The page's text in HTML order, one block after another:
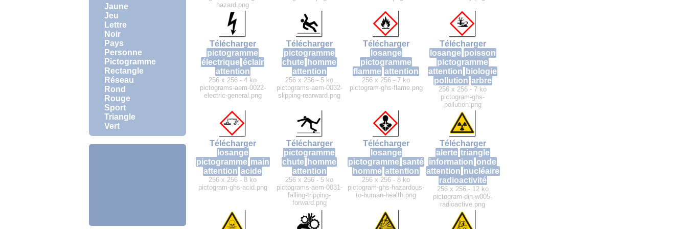
Jaune
Jeu
Lettre
Noir
Pays
Personne
Pictogramme
Rectangle
Réseau
Rond
Rouge
Sport
Triangle
Vert
hazard.png
Télécharger
pictogramme
électrique éclair
attention
256 x 256 - 4 ko
pictograms-aem-0022-
electric-general.png
Télécharger
pictogramme
chute homme
attention
256 x 256 - 5 ko
pictograms-aem-0032-
slipping-rearward.png
Télécharger
losange
pictogramme
flamme attention
256 x 256 - 7 ko
pictogram-ghs-flame.png
Télécharger
losange poisson
pictogramme
attention biologie
pollution arbre
256 x 256 - 7 ko
pictogram-ghs-
pollution.png
Télécharger
losange
pictogramme main
attention acide
256 x 256 - 8 ko
pictogram-ghs-acid.png
Télécharger
pictogramme
chute homme
attention
256 x 256 - 5 ko
pictograms-aem-0031-
falling-tripping-
forward.png
Télécharger
losange
pictogramme santé
homme attention
256 x 256 - 8 ko
pictogram-ghs-hazardous-
to-human-health.png
Télécharger
alerte triangle
information onde
attention nucléaire
radioactivité
256 x 256 - 12 ko
pictogram-din-w005-
radioactive.png